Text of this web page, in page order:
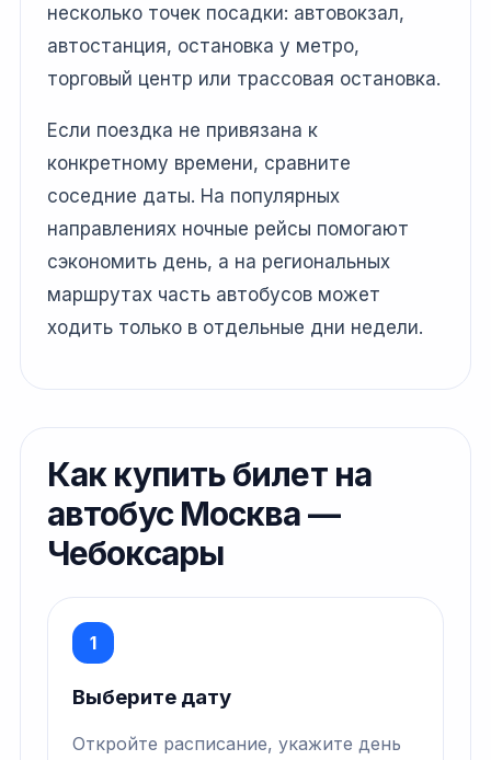
несколько точек посадки: автовокзал,
автостанция, остановка у метро,
торговый центр или трассовая остановка.
Если поездка не привязана к
конкретному времени, сравните
соседние даты. На популярных
направлениях ночные рейсы помогают
сэкономить день, а на региональных
маршрутах часть автобусов может
ходить только в отдельные дни недели.
Как купить билет на
автобус Москва —
Чебоксары
1
Выберите дату
Откройте расписание, укажите день